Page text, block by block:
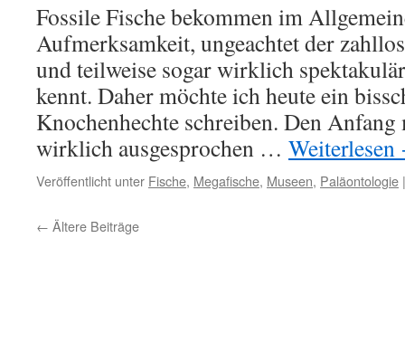
Fossile Fische bekommen im
Aufmerksamkeit, ungeachtet der
und teilweise sogar wirklich
kennt. Daher möchte ich heute ein
Knochenhechte schreiben. Den
wirklich ausgesprochen … Weiterlesen
Veröffentlicht unter Fische, Megafische, Museen, Paläontologie |
← Ältere Beiträge